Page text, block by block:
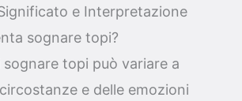
e Interpretazione
sognare topi?
topi può variare a
e delle emozioni